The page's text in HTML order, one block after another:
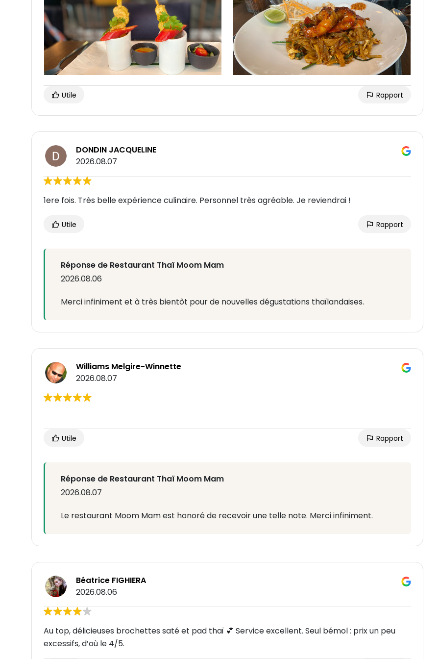
Utile Rapport
DONDIN JACQUELINE
2026.08.07
1ere fois. Très belle expérience culinaire. Personnel très agréable. Je reviendrai !
Utile Rapport
Réponse de Restaurant Thaï Moom Mam
2026.08.06
Merci infiniment et à très bientôt pour de nouvelles dégustations thaïlandaises.
Williams Melgire-Winnette
2026.08.07
Utile Rapport
Réponse de Restaurant Thaï Moom Mam
2026.08.07
Le restaurant Moom Mam est honoré de recevoir une telle note. Merci infiniment.
Béatrice FIGHIERA
2026.08.06
Au top, délicieuses brochettes saté et pad thaï 💕 Service excellent. Seul bémol : prix un peu
excessifs, d’où le 4/5.